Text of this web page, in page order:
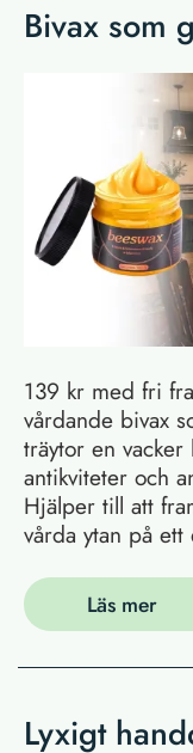
Bivax som
139 kr med fri
vårdande bivax
träytor en vacker
antikviteter och
Hjälper till att
vårda ytan på ett
Läs mer
Lyxigt